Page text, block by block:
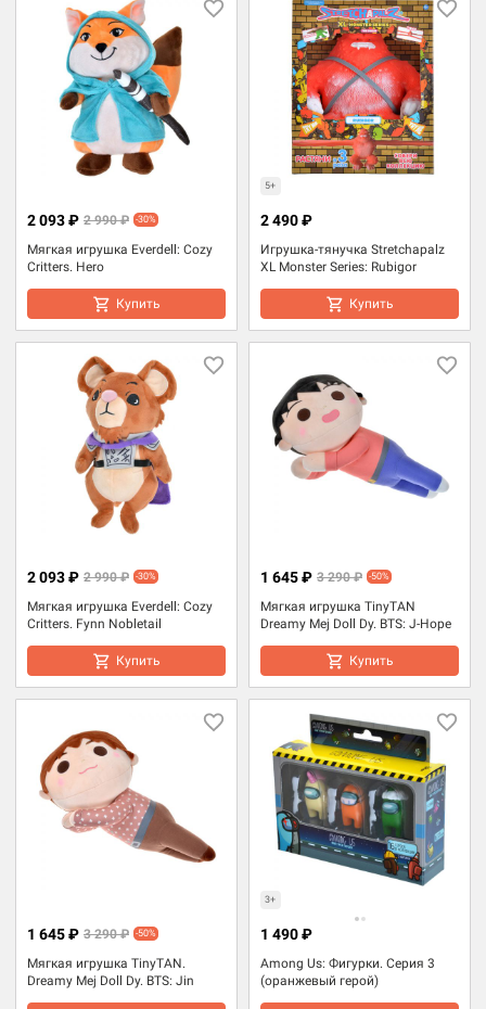
Мягкая игрушка Everdell: Cozy
Critters. Hero
2 093 ₽ 2 990 ₽ -30%
Купить
5+
Игрушка-тянучка Stretchapalz
XL Monster Series: Rubigor
2 490 ₽
Купить
Мягкая игрушка Everdell: Cozy
Critters. Fynn Nobletail
2 093 ₽ 2 990 ₽ -30%
Купить
Мягкая игрушка TinyTAN
Dreamy Mej Doll Dy. BTS: J-Hope
1 645 ₽ 3 290 ₽ -50%
Купить
Мягкая игрушка TinyTAN.
Dreamy Mej Doll Dy. BTS: Jin
1 645 ₽ 3 290 ₽ -50%
3+
Among Us: Фигурки. Серия 3
(оранжевый герой)
1 490 ₽